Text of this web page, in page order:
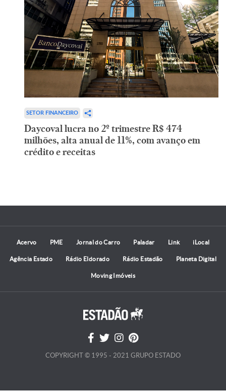
SETOR FINANCEIRO
Daycoval lucra no 2º trimestre R$ 474
milhões, alta anual de 11%, com avanço em
crédito e receitas
Acervo PME Jornal do Carro Paladar Link iLocal
Agência Estado Rádio Eldorado Rádio Estadão Planeta Digital
Moving Imóveis
COPYRIGHT © 1995 - 2021 GRUPO ESTADO